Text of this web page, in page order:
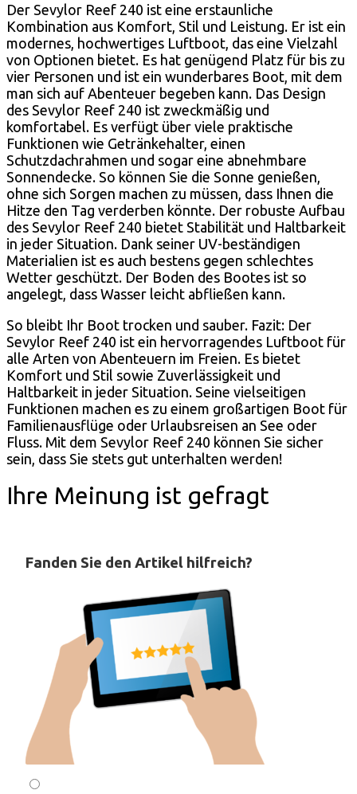
Der Sevylor Reef 240 ist eine erstaunliche
Kombination aus Komfort, Stil und Leistung. Er ist ein
modernes, hochwertiges Luftboot, das eine Vielzahl
von Optionen bietet. Es hat genügend Platz für bis zu
vier Personen und ist ein wunderbares Boot, mit dem
man sich auf Abenteuer begeben kann. Das Design
des Sevylor Reef 240 ist zweckmäßig und
komfortabel. Es verfügt über viele praktische
Funktionen wie Getränkehalter, einen
Schutzdachrahmen und sogar eine abnehmbare
Sonnendecke. So können Sie die Sonne genießen,
ohne sich Sorgen machen zu müssen, dass Ihnen die
Hitze den Tag verderben könnte. Der robuste Aufbau
des Sevylor Reef 240 bietet Stabilität und Haltbarkeit
in jeder Situation. Dank seiner UV-beständigen
Materialien ist es auch bestens gegen schlechtes
Wetter geschützt. Der Boden des Bootes ist so
angelegt, dass Wasser leicht abfließen kann.
So bleibt Ihr Boot trocken und sauber. Fazit: Der
Sevylor Reef 240 ist ein hervorragendes Luftboot für
alle Arten von Abenteuern im Freien. Es bietet
Komfort und Stil sowie Zuverlässigkeit und
Haltbarkeit in jeder Situation. Seine vielseitigen
Funktionen machen es zu einem großartigen Boot für
Familienausflüge oder Urlaubsreisen an See oder
Fluss. Mit dem Sevylor Reef 240 können Sie sicher
sein, dass Sie stets gut unterhalten werden!
Ihre Meinung ist gefragt
Fanden Sie den Artikel hilfreich?